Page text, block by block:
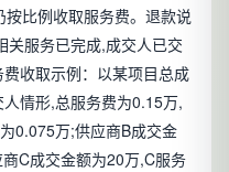
比例收取服务费。退款说
关服务已完成,成交人已交
收取示例：以某项目总成
情形,总服务费为0.15万,
0.075万;供应商B成交金
C成交金额为20万,C服务